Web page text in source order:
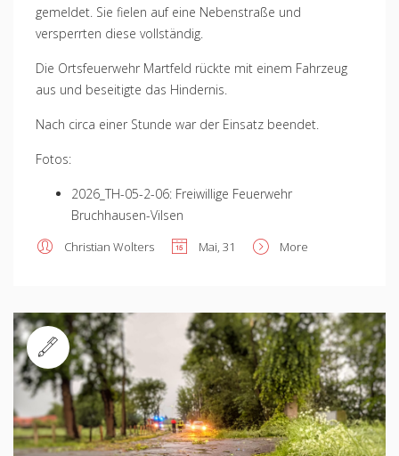
gemeldet. Sie fielen auf eine Nebenstraße und
versperrten diese vollständig.
Die Ortsfeuerwehr Martfeld rückte mit einem Fahrzeug
aus und beseitigte das Hindernis.
Nach circa einer Stunde war der Einsatz beendet.
Fotos:
2026_TH-05-2-06: Freiwillige Feuerwehr
Bruchhausen-Vilsen
Christian Wolters Mai, 31 More
Standard